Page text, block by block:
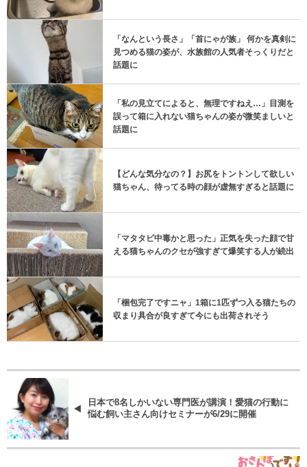
「なんという長さ」「首にゃが族」 何かを真剣に
見つめる猫の姿が、水族館の人気者そっくりだと
話題に
「私の見立てによると、無理ですねえ…」目測を
誤って箱に入れない猫ちゃんの姿が微笑ましいと
話題に
【どんな気分なの？】お尻をトントンして欲しい
猫ちゃん、待ってる時の顔が虚無すぎると話題に
「マタタビ中毒かと思った」正気を失った顔で甘
える猫ちゃんのクセが強すぎて爆笑する人が続出
「梱包完了ですニャ」1箱に1匹ずつ入る猫たちの
収まり具合が良すぎて今にも出荷されそう
日本で8名しかいない専門医が講演！愛猫の行動に
悩む飼い主さん向けセミナーが6/29に開催